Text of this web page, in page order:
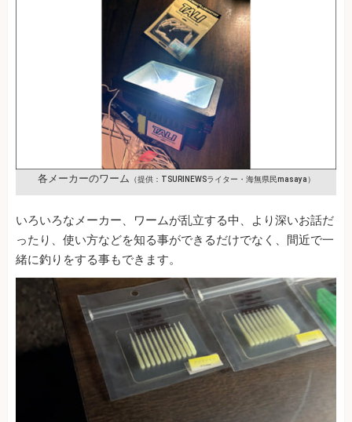
各メーカーのワーム （提供：TSURINEWSライター・海無県民masaya）
いろいろなメーカー、ワームが乱立する中、より深いお話だ
ったり、使い方などを知る事ができるだけでなく、間近で一
緒に釣りをする事もできます。